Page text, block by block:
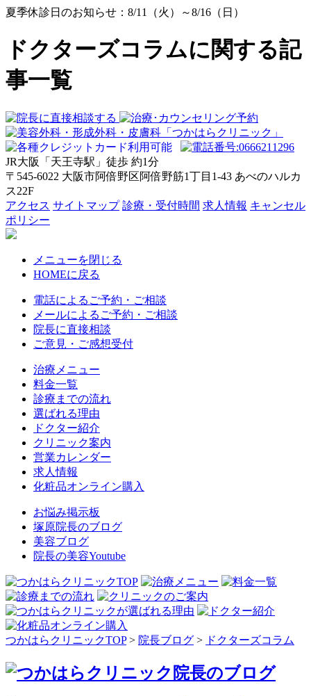
夏季休診日のお知らせ：8/11（火）～8/16（日）
ドクターズコラムに関する記
事一覧
JR大阪「天王寺駅」徒歩 約1分
〒545-6022 大阪市阿倍野区阿倍野筋1丁目1-43 あべのハルカ
ス22F
アクセス サイトマップ 診療・受付時間 求人情報 キャンセル
ポリシー
メニューを閉じる
HOMEに戻る
電話によるご予約・ご相談
メールによるご予約・ご相談
院長に直接相談
ご意見・ご感想受付
治療メニュー
料金一覧
診療までの流れ
選ばれる理由
ドクター紹介
クリニック案内
営業カレンダー
求人情報
化粧品オンライン購入
お悩み掲示板
塚原院長のブログ
美容ブログ
院長の美容Youtube
つかはらクリニックTOP> 院長ブログ > ドクターズコラム